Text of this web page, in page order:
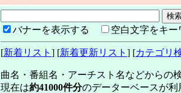
バナーを表示する 空白文字をキ
[新着リスト ] [新着更新リスト ] [カテゴリ
曲名・番組名・アーチスト名などからの
現在は約41000件分のデーターベースが利